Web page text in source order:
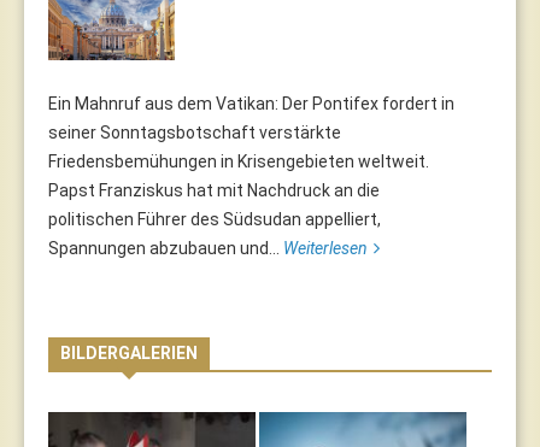
Ein Mahnruf aus dem Vatikan: Der Pontifex fordert in
seiner Sonntagsbotschaft verstärkte
Friedensbemühungen in Krisengebieten weltweit.
Papst Franziskus hat mit Nachdruck an die
politischen Führer des Südsudan appelliert,
Spannungen abzubauen und... Weiterlesen
BILDERGALERIEN